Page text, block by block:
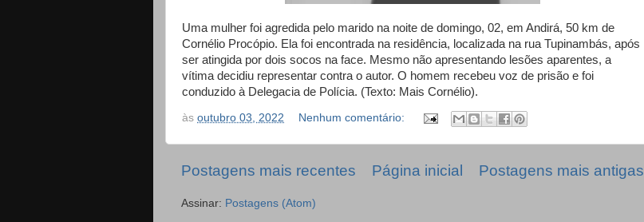
Uma mulher foi agredida pelo marido na noite de domingo, 02, em Andirá, 50 km de
Cornélio Procópio. Ela foi encontrada na residência, localizada na rua Tupinambás, após
ser atingida por dois socos na face. Mesmo não apresentando lesões aparentes, a
vítima decidiu representar contra o autor. O homem recebeu voz de prisão e foi
conduzido à Delegacia de Polícia. (Texto: Mais Cornélio).
às outubro 03, 2022 Nenhum comentário:
Postagens mais recentes Postagens mais antigas
Página inicial
Assinar: Postagens (Atom)